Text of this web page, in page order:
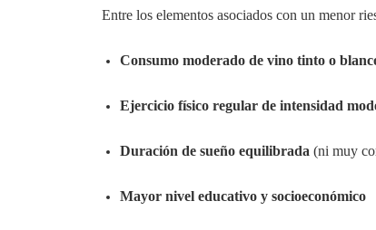
Entre los elementos asociados con un menor
Consumo moderado de vino tinto o
Ejercicio físico regular de intensidad
Duración de sueño equilibrada (ni muy
Mayor nivel educativo y socioeconómico